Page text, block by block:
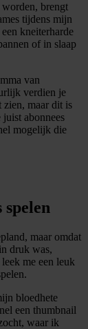
brengt
tijdens mijn
kneiterharde
of in slaap
van
verdien je
zien, maar dit is
abonnees
mogelijk die
maar omdat
druk was,
me een leuk
bloedhete
een thumbnail
waar ik